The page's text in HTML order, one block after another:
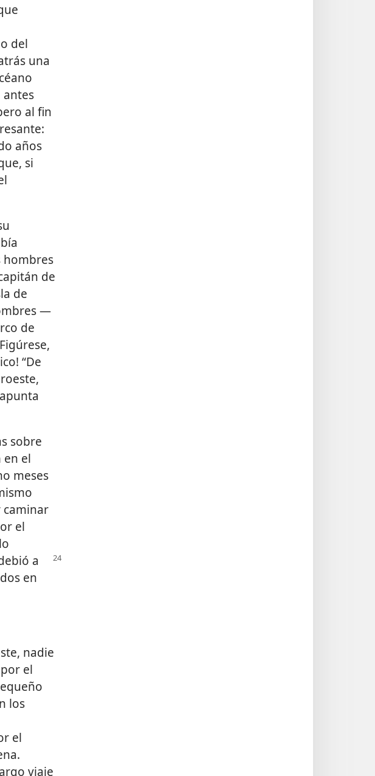
del
una
antes
al fin
años
si
hombres
de
de
—
de
“De
sobre
en el
meses
caminar
el
a
en
nadie
el
los
el
viaje